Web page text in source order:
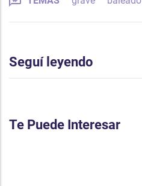
Seguí leyendo
Te Puede Interesar